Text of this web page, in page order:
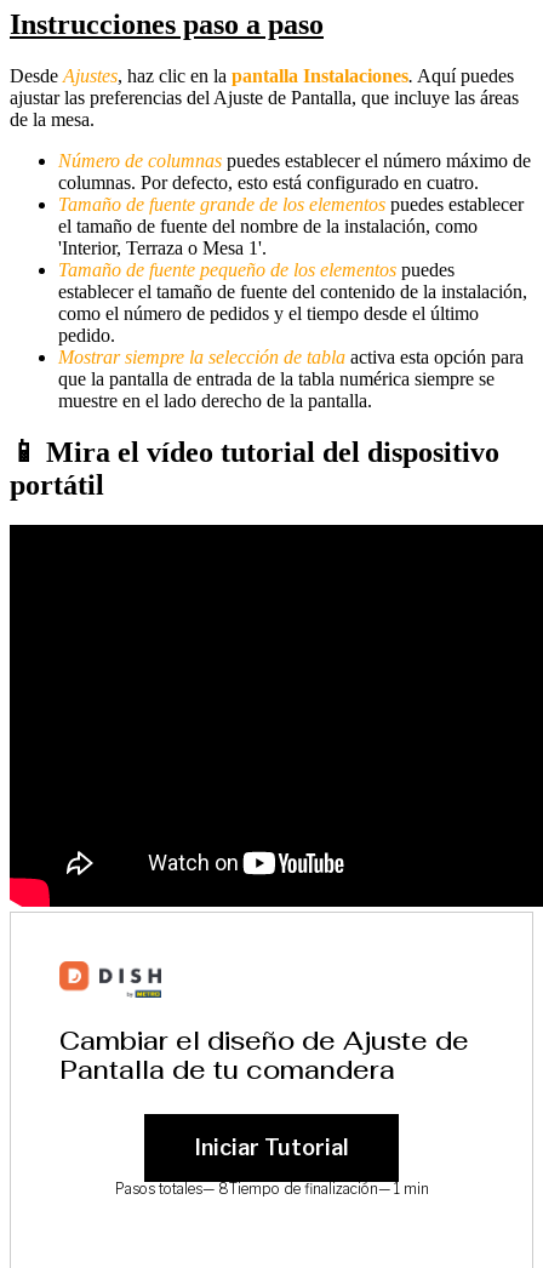
Instrucciones paso a paso
Desde Ajustes, haz clic en la pantalla Instalaciones. Aquí puedes
ajustar las preferencias del Ajuste de Pantalla, que incluye las áreas
de la mesa.
Número de columnas puedes establecer el número máximo de
columnas. Por defecto, esto está configurado en cuatro.
Tamaño de fuente grande de los elementos puedes establecer
el tamaño de fuente del nombre de la instalación, como
'Interior, Terraza o Mesa 1'.
Tamaño de fuente pequeño de los elementos puedes
establecer el tamaño de fuente del contenido de la instalación,
como el número de pedidos y el tiempo desde el último
pedido.
Mostrar siempre la selección de tabla activa esta opción para
que la pantalla de entrada de la tabla numérica siempre se
muestre en el lado derecho de la pantalla.
📱 Mira el vídeo tutorial del dispositivo
portátil